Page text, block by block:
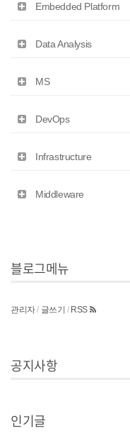
Embedded Platform
Data Analysis
MS
DevOps
Infrastructure
Middleware
블로그메뉴
관리자/ 글쓰기 / RSS
공지사항
인기글